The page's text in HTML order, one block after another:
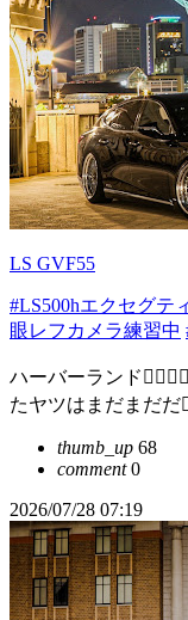
LS GVF55
#LS500hエクセグテ
眼レフカメラ練習中
ハーバーランド
たヤツはまだまだだ
thumb_up 68
comment0
2026/07/28 07:19